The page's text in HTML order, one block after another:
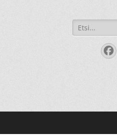
Search
for: